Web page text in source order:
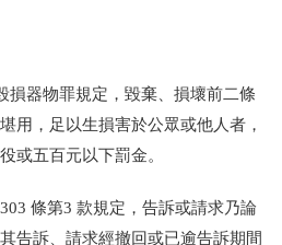
損器物罪規定， 毀棄、損壞前二條
用，足以生損害於公眾或他人者，
或五百元以下罰金。
條第3 款規定， 告訴或請求乃論
告訴、請求經撤回或已逾告訴期間